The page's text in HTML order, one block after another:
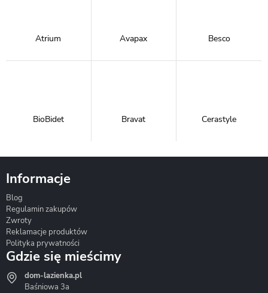
Atrium Avapax Besco
BioBidet Bravat Cerastyle
Hydrostop
Informacje
Blog
Regulamin zakupów
Zwroty
Reklamacje produktów
Polityka prywatności
Gdzie się mieścimy
dom-lazienka.pl
Baśniowa 3a